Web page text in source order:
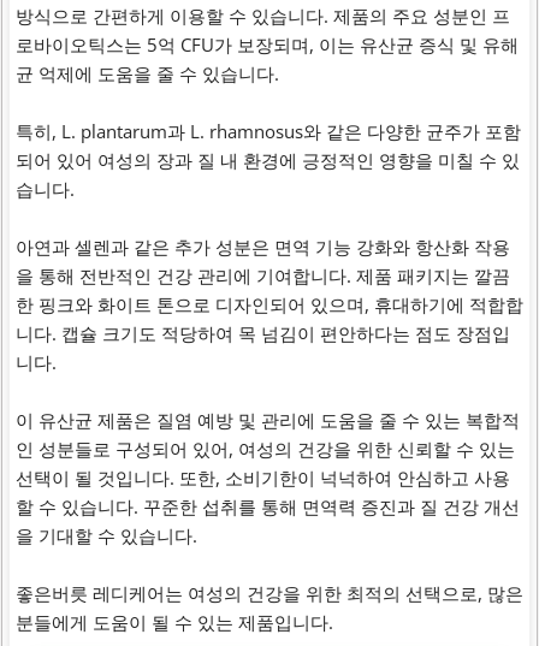
방식으로 간편하게 이용할 수 있습니다. 제품의 주요 성분인 프
로바이오틱스는 5억 CFU가 보장되며, 이는 유산균 증식 및 유해
균 억제에 도움을 줄 수 있습니다.
특히, L. plantarum과 L. rhamnosus와 같은 다양한 균주가 포함
되어 있어 여성의 장과 질 내 환경에 긍정적인 영향을 미칠 수 있
습니다.
아연과 셀렌과 같은 추가 성분은 면역 기능 강화와 항산화 작용
을 통해 전반적인 건강 관리에 기여합니다. 제품 패키지는 깔끔
한 핑크와 화이트 톤으로 디자인되어 있으며, 휴대하기에 적합합
니다. 캡슐 크기도 적당하여 목 넘김이 편안하다는 점도 장점입
니다.
이 유산균 제품은 질염 예방 및 관리에 도움을 줄 수 있는 복합적
인 성분들로 구성되어 있어, 여성의 건강을 위한 신뢰할 수 있는
선택이 될 것입니다. 또한, 소비기한이 넉넉하여 안심하고 사용
할 수 있습니다. 꾸준한 섭취를 통해 면역력 증진과 질 건강 개선
을 기대할 수 있습니다.
좋은버릇 레디케어는 여성의 건강을 위한 최적의 선택으로, 많은
분들에게 도움이 될 수 있는 제품입니다.